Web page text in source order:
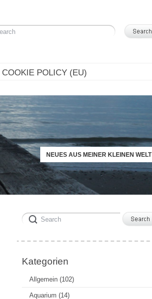
COOKIE POLICY (EU)
NEUES AUS MEINER KLEINEN WELT
Kategorien
Allgemein (102)
Aquarium (14)